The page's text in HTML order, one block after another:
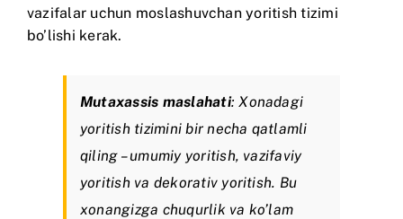
vazifalar uchun moslashuvchan yoritish tizimi
bo’lishi kerak.
Mutaxassis maslahati: Xonadagi
yoritish tizimini bir necha qatlamli
qiling – umumiy yoritish, vazifaviy
yoritish va dekorativ yoritish. Bu
xonangizga chuqurlik va ko’lam